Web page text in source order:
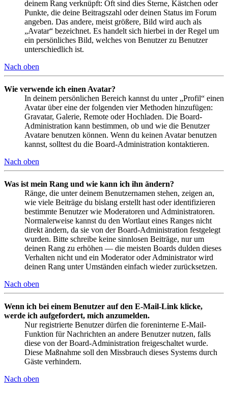
deinem Rang verknüpft: Oft sind dies Sterne, Kästchen oder
Punkte, die deine Beitragszahl oder deinen Status im Forum
angeben. Das andere, meist größere, Bild wird auch als
„Avatar“ bezeichnet. Es handelt sich hierbei in der Regel um
ein persönliches Bild, welches von Benutzer zu Benutzer
unterschiedlich ist.
Nach oben
Wie verwende ich einen Avatar?
In deinem persönlichen Bereich kannst du unter „Profil“ einen
Avatar über eine der folgenden vier Methoden hinzufügen:
Gravatar, Galerie, Remote oder Hochladen. Die Board-
Administration kann bestimmen, ob und wie die Benutzer
Avatare benutzen können. Wenn du keinen Avatar benutzen
kannst, solltest du die Board-Administration kontaktieren.
Nach oben
Was ist mein Rang und wie kann ich ihn ändern?
Ränge, die unter deinem Benutzernamen stehen, zeigen an,
wie viele Beiträge du bislang erstellt hast oder identifizieren
bestimmte Benutzer wie Moderatoren und Administratoren.
Normalerweise kannst du den Wortlaut eines Ranges nicht
direkt ändern, da sie von der Board-Administration festgelegt
wurden. Bitte schreibe keine sinnlosen Beiträge, nur um
deinen Rang zu erhöhen — die meisten Boards dulden dieses
Verhalten nicht und ein Moderator oder Administrator wird
deinen Rang unter Umständen einfach wieder zurücksetzen.
Nach oben
Wenn ich bei einem Benutzer auf den E-Mail-Link klicke,
werde ich aufgefordert, mich anzumelden.
Nur registrierte Benutzer dürfen die foreninterne E-Mail-
Funktion für Nachrichten an andere Benutzer nutzen, falls
diese von der Board-Administration freigeschaltet wurde.
Diese Maßnahme soll den Missbrauch dieses Systems durch
Gäste verhindern.
Nach oben